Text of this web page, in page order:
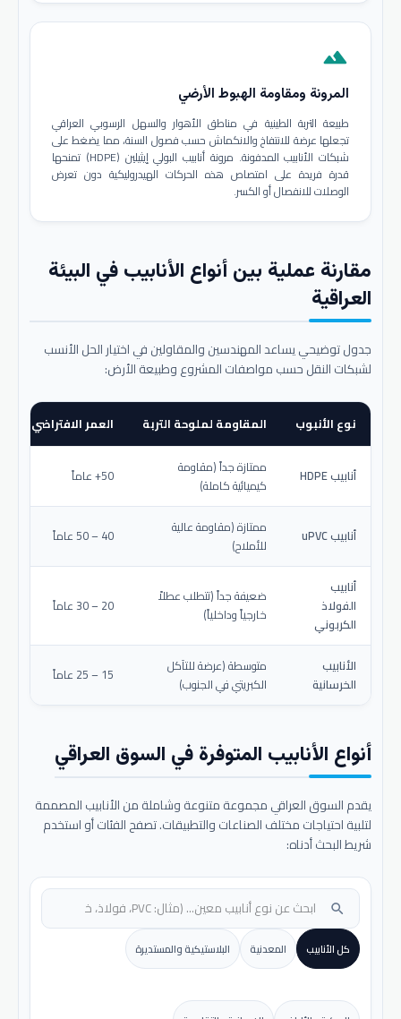
terrain
المرونة ومقاومة الهبوط الأرضي
طبيعة التربة الطينية في مناطق الأهوار والسهل الرسوبي العراقي
تجعلها عرضة للانتفاخ والانكماش حسب فصول السنة، مما يضغط على
شبكات الأنابيب المدفونة. مرونة أنابيب البولي إيثيلين (HDPE) تمنحها
قدرة فريدة على امتصاص هذه الحركات الهيدروليكية دون تعرض
الوصلات للانفصال أو الكسر.
مقارنة عملية بين أنواع الأنابيب في البيئة
العراقية
جدول توضيحي يساعد المهندسين والمقاولين في اختيار الحل الأنسب
لشبكات النقل حسب مواصفات المشروع وطبيعة الأرض:
نوع الأنبوب المقاومة لملوحة التربة العمر الافتراضي
أنابيب HDPE
ممتازة جداً (مقاومة
كيميائية كاملة)
50+ عاماً
أنابيب uPVC
ممتازة (مقاومة عالية
للأملاح)
40 – 50 عاماً
أنابيب
الفولاذ
الكربوني
ضعيفة جداً (تتطلب عطلاً
خارجياً وداخلياً)
20 – 30 عاماً
الأنابيب
الخرسانية
متوسطة (عرضة للتآكل
الكبريتي في الجنوب)
15 – 25 عاماً
أنواع الأنابيب المتوفرة في السوق العراقي
يقدم السوق العراقي مجموعة متنوعة وشاملة من الأنابيب المصممة
لتلبية احتياجات مختلف الصناعات والتطبيقات. تصفح الفئات أو استخدم
شريط البحث أدناه:
search
كل الأنابيب المعدنية البلاستيكية والمستديرة